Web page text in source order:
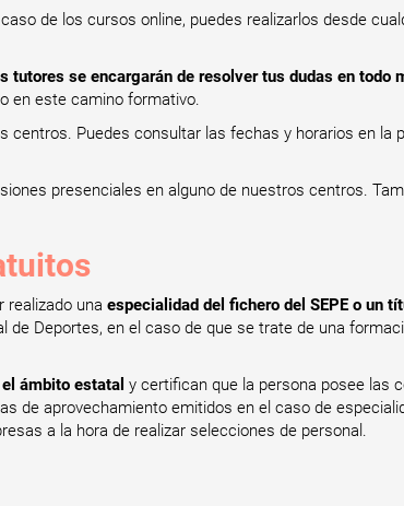
de los cursos online, puedes realizarlos desde
tutores se encargarán de resolver tus dudas en todo
en este camino formativo.
Puedes consultar las fechas y horarios en la
presenciales en alguno de nuestros centros.
realizado una especialidad del fichero del SEPE o un
Deportes, en el caso de que se trate de una
ámbito estatal y certifican que la persona posee las
de aprovechamiento emitidos en el caso de
a la hora de realizar selecciones de personal.